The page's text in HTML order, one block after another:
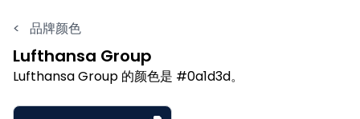
< 品牌颜色
Lufthansa Group
Lufthansa Group 的颜色是 #0a1d3d。